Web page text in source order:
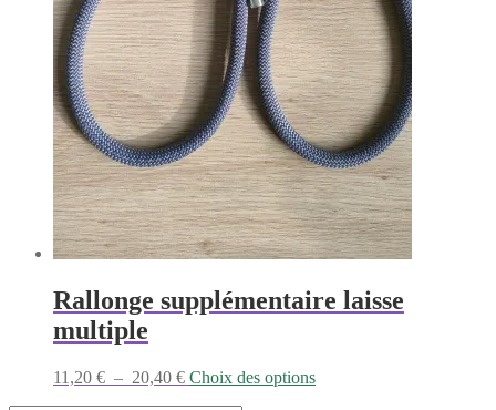
Rallonge supplémentaire laisse
multiple
11,20 € – 20,40 €Plage
Choix des optionsCe